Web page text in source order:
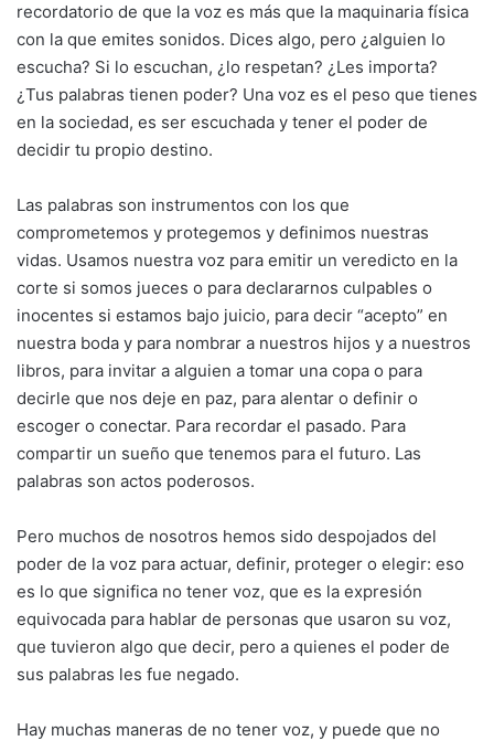
recordatorio de que la voz es más que la maquinaria física
con la que emites sonidos. Dices algo, pero ¿alguien lo
escucha? Si lo escuchan, ¿lo respetan? ¿Les importa?
¿Tus palabras tienen poder? Una voz es el peso que tienes
en la sociedad, es ser escuchada y tener el poder de
decidir tu propio destino.
Las palabras son instrumentos con los que
comprometemos y protegemos y definimos nuestras
vidas. Usamos nuestra voz para emitir un veredicto en la
corte si somos jueces o para declararnos culpables o
inocentes si estamos bajo juicio, para decir “acepto” en
nuestra boda y para nombrar a nuestros hijos y a nuestros
libros, para invitar a alguien a tomar una copa o para
decirle que nos deje en paz, para alentar o definir o
escoger o conectar. Para recordar el pasado. Para
compartir un sueño que tenemos para el futuro. Las
palabras son actos poderosos.
Pero muchos de nosotros hemos sido despojados del
poder de la voz para actuar, definir, proteger o elegir: eso
es lo que significa no tener voz, que es la expresión
equivocada para hablar de personas que usaron su voz,
que tuvieron algo que decir, pero a quienes el poder de
sus palabras les fue negado.
Hay muchas maneras de no tener voz, y puede que no